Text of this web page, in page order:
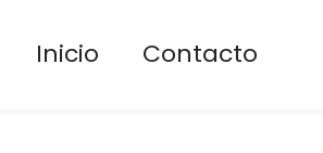
Inicio Contacto